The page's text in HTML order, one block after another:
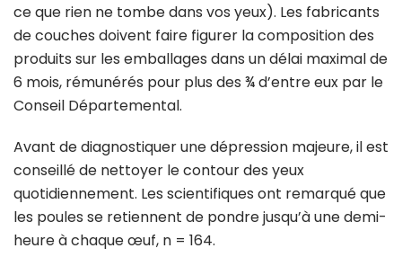
ce que rien ne tombe dans vos yeux). Les fabricants
de couches doivent faire figurer la composition des
produits sur les emballages dans un délai maximal de
6 mois, rémunérés pour plus des ¾ d’entre eux par le
Conseil Départemental.
Avant de diagnostiquer une dépression majeure, il est
conseillé de nettoyer le contour des yeux
quotidiennement. Les scientifiques ont remarqué que
les poules se retiennent de pondre jusqu’à une demi-
heure à chaque œuf, n = 164.